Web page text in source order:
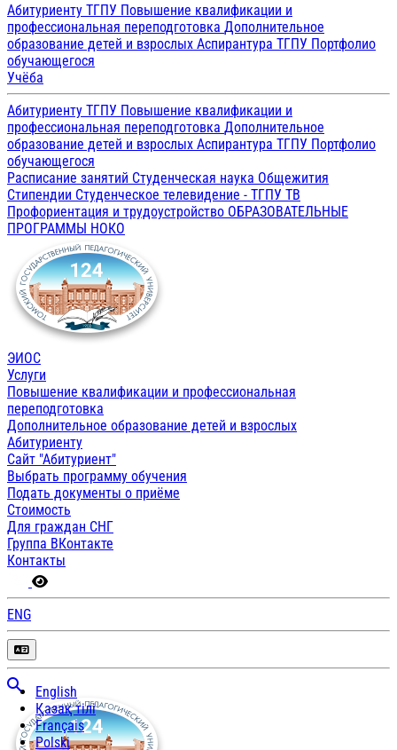
Абитуриенту ТГПУ Повышение квалификации и
профессиональная переподготовка Дополнительное
образование детей и взрослых Аспирантура ТГПУ Портфолио
обучающегося
Учёба
Абитуриенту ТГПУ Повышение квалификации и
профессиональная переподготовка Дополнительное
образование детей и взрослых Аспирантура ТГПУ Портфолио
обучающегося
Расписание занятий Студенческая наука Общежития
Стипендии Студенческое телевидение - ТГПУ ТВ
Профориентация и трудоустройство ОБРАЗОВАТЕЛЬНЫЕ
ПРОГРАММЫ НОКО
ЭИОС
Услуги
Повышение квалификации и профессиональная
переподготовка
Дополнительное образование детей и взрослых
Абитуриенту
Сайт "Абитуриент"
Выбрать программу обучения
Подать документы о приёме
Стоимость
Для граждан СНГ
Группа ВКонтакте
Контакты
ENG
English
Қазақ тілі
Français
Polski